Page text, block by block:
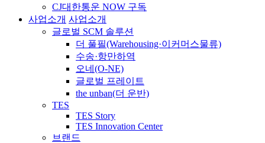
CJ대한통운 NOW 구독
사업소개 사업소개
글로벌 SCM 솔루션
더 풀필(Warehousing·이커머스물류)
수송·항만하역
오네(O-NE)
글로벌 프레이트
the unban(더 운반)
TES
TES Story
TES Innovation Center
브랜드